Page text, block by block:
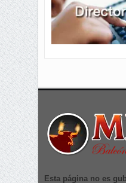
Esta página no es